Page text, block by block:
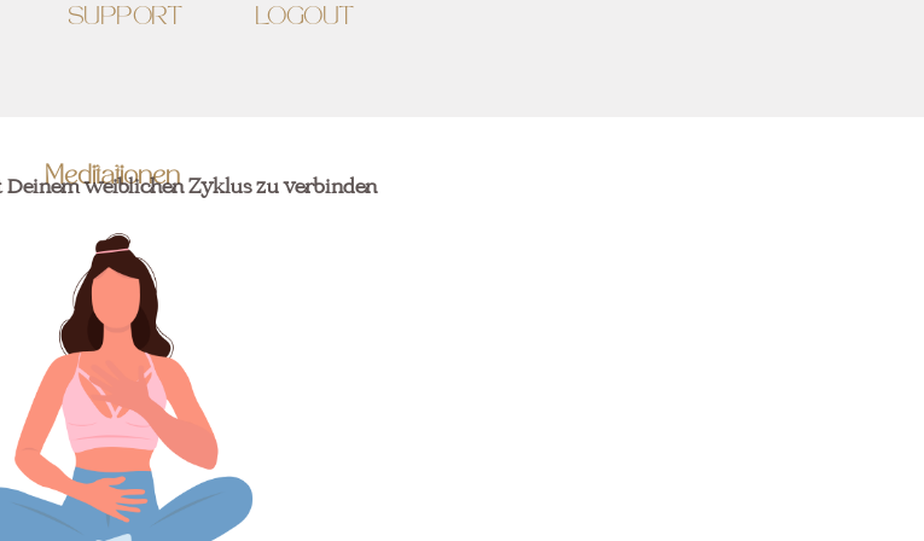
SUPPORT LOGOUT
Meditationen
Deinem weiblichen Zyklus zu verbinden